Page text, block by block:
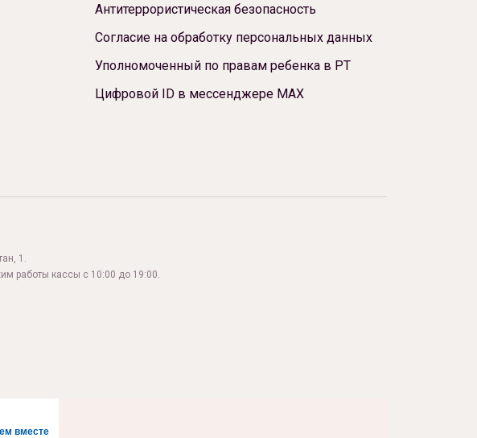
Антитеррористическая безопасность
Согласие на обработку персональных данных
Уполномоченный по правам ребенка в РТ
Цифровой ID в мессенджере МАХ
1.
работы кассы с 10:00 до 19:00.
вместе